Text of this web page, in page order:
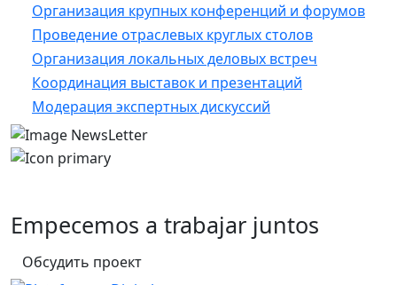
Организация крупных конференций и форумов
Проведение отраслевых круглых столов
Организация локальных деловых встреч
Координация выставок и презентаций
Модерация экспертных дискуссий
Empecemos a trabajar juntos
Обсудить проект